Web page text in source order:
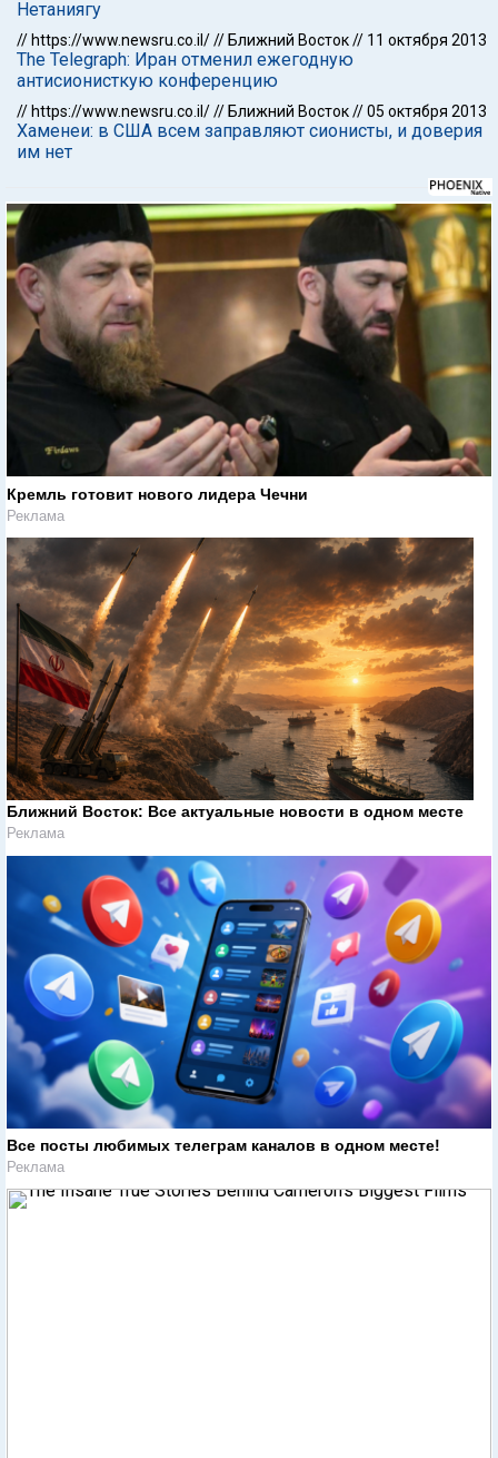
Нетаниягу
// https://www.newsru.co.il/// Ближний Восток// 11 октября 2013
The Telegraph: Иран отменил ежегодную
антисионисткую конференцию
// https://www.newsru.co.il/// Ближний Восток//05 октября 2013
Хаменеи: в США всем заправляют сионисты, и доверия
им нет
Кремль готовит нового лидера Чечни
Реклама
Ближний Восток: Все актуальные новости в одном месте
Реклама
Все посты любимых телеграм каналов в одном месте!
Реклама